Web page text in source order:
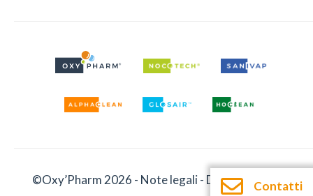
©Oxy’Pharm 2026 - Note legali- Documentazione
Contatti